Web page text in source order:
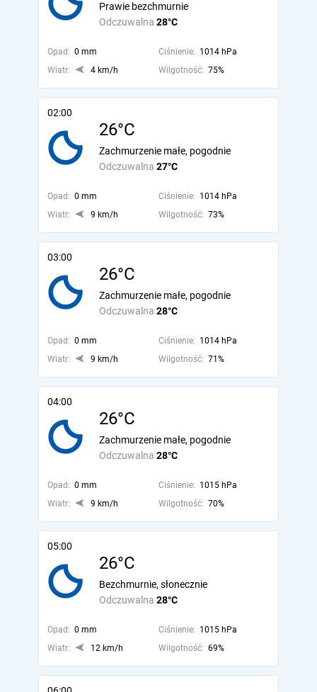
Odczuwalna 28°C
Prawie bezchmurnie
Opad: 0 mm Ciśnienie: 1014 hPa
Wiatr:
4 km/h Wilgotność: 75%
02:00
26°C
Odczuwalna 27°C
Zachmurzenie małe, pogodnie
Opad: 0 mm Ciśnienie: 1014 hPa
Wiatr:
9 km/h Wilgotność: 73%
03:00
26°C
Odczuwalna 28°C
Zachmurzenie małe, pogodnie
Opad: 0 mm Ciśnienie: 1014 hPa
Wiatr:
9 km/h Wilgotność: 71%
04:00
26°C
Odczuwalna 28°C
Zachmurzenie małe, pogodnie
Opad: 0 mm Ciśnienie: 1015 hPa
Wiatr:
9 km/h Wilgotność: 70%
05:00
26°C
Odczuwalna 28°C
Bezchmurnie, słonecznie
Opad: 0 mm Ciśnienie: 1015 hPa
Wiatr:
12 km/h Wilgotność: 69%